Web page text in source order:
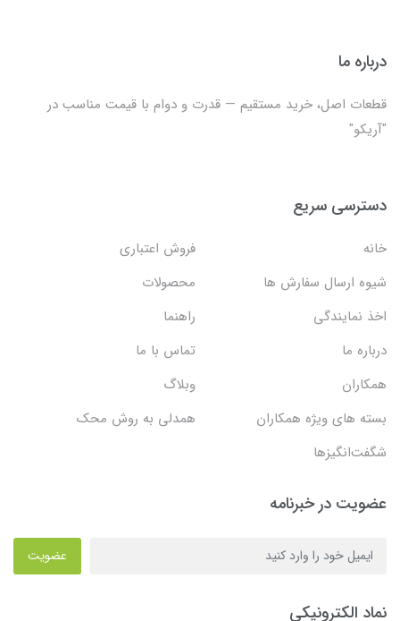
درباره ما
قطعات اصل، خرید مستقیم — قدرت و دوام با قیمت مناسب در
"آریکو"
دسترسی سریع
خانه
فروش اعتباری
شیوه ارسال سفارش ها
محصولات
اخذ نمایندگی
راهنما
درباره ما
تماس با ما
همکاران
وبلاگ
بسته های ویژه همکاران
همدلی به روش محک
شگفت‌انگیزها
عضویت در خبرنامه
عضویت
نماد الکترونیکی